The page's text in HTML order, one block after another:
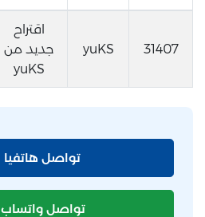
31407
yuKS
اقتراح
جديد من
yuKS
تواصل هاتفيا
تواصل واتساب